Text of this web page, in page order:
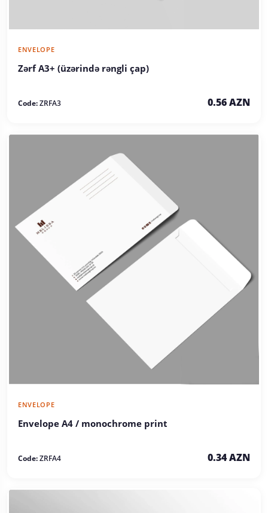
ENVELOPE
Zərf A3+ (üzərində rəngli çap)
Code:ZRFA3 0.56 AZN
ENVELOPE
Envelope A4 / monochrome print
Code:ZRFA4 0.34 AZN